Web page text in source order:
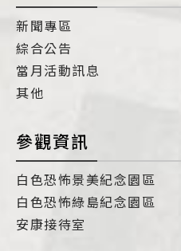
新聞專區
綜合公告
當月活動訊息
其他
參觀資訊
白色恐怖景美紀念園區
白色恐怖綠島紀念園區
安康接待室